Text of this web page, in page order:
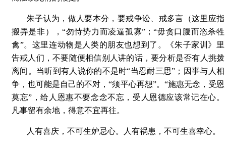
朱子认为，做人要本分，要戒争讼、戒多言（这里应指
搬弄是非），“勿恃势力而凌逼孤寡”；“毋贪口腹而恣杀牲
禽”。这里连动物是人类的朋友也想到了。《朱子家训》里
告戒人们，不要随便相信别人讲的话，要分析是否有人挑拨
离间。当听到有人说你的不是时“当忍耐三思”；因事与人相
争，也可能是自己的不对，“须平心再想”。“施惠无念，受恩
莫忘”，给人恩惠不要念念不忘，受人恩德应该常记在心。
凡事留有余地，得意不宜再往。
人有喜庆，不可生妒忌心。人有祸患，不可生喜幸心。